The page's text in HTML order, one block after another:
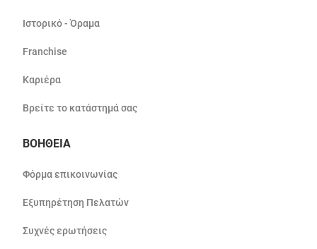
Ιστορικό - Όραμα
Franchise
Καριέρα
Βρείτε το κατάστημά σας
ΒΟΗΘΕΙΑ
Φόρμα επικοινωνίας
Εξυπηρέτηση Πελατών
Συχνές ερωτήσεις